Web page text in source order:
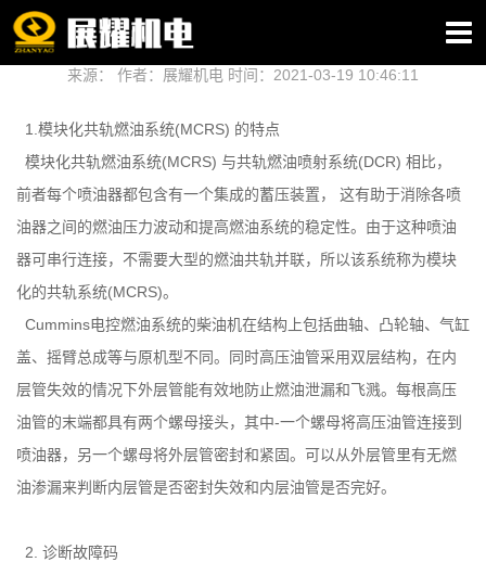
康明斯电控燃油系统及故障诊断
来源： 作者：展耀机电 时间：2021-03-19 10:46:11
1.模块化共轨燃油系统(MCRS) 的特点
模块化共轨燃油系统(MCRS) 与共轨燃油喷射系统(DCR) 相比，
前者每个喷油器都包含有一个集成的蓄压装置， 这有助于消除各喷
油器之间的燃油压力波动和提高燃油系统的稳定性。由于这种喷油
器可串行连接，不需要大型的燃油共轨并联，所以该系统称为模块
化的共轨系统(MCRS)。
Cummins电控燃油系统的柴油机在结构上包括曲轴、凸轮轴、气缸
盖、摇臂总成等与原机型不同。同时高压油管采用双层结构，在内
层管失效的情况下外层管能有效地防止燃油泄漏和飞溅。每根高压
油管的末端都具有两个螺母接头，其中-一个螺母将高压油管连接到
喷油器，另一个螺母将外层管密封和紧固。可以从外层管里有无燃
油渗漏来判断内层管是否密封失效和内层油管是否完好。
2. 诊断故障码